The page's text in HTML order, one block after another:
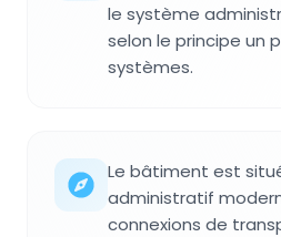
le système
selon le principe un
systèmes.
Le bâtiment est
administratif
connexions de